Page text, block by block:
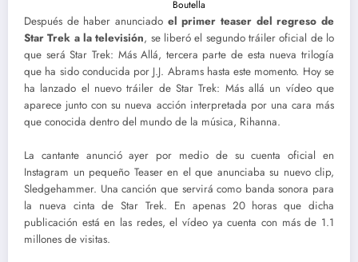
Después de haber anunciado el primer teaser del regreso de
Star Trek a la televisión, se liberó el segundo tráiler oficial de lo
que será Star Trek: Más Allá, tercera parte de esta nueva trilogía
que ha sido conducida por J.J. Abrams hasta este momento. Hoy se
ha lanzado el nuevo tráiler de Star Trek: Más allá un vídeo que
aparece junto con su nueva acción interpretada por una cara más
que conocida dentro del mundo de la música, Rihanna.
La cantante anunció ayer por medio de su cuenta oficial en
Instagram un pequeño Teaser en el que anunciaba su nuevo clip,
Sledgehammer. Una canción que servirá como banda sonora para
la nueva cinta de Star Trek. En apenas 20 horas que dicha
publicación está en las redes, el vídeo ya cuenta con más de 1.1
millones de visitas.